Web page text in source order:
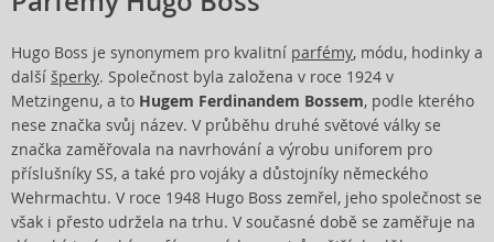
Hugo Boss je synonymem pro kvalitní parfémy, módu, hodinky a
další šperky. Společnost byla založena v roce 1924 v
Metzingenu, a to Hugem Ferdinandem Bossem, podle kterého
nese značka svůj název. V průběhu druhé světové války se
značka zaměřovala na navrhování a výrobu uniforem pro
příslušníky SS, a také pro vojáky a důstojníky německého
Wehrmachtu. V roce 1948 Hugo Boss zemřel, jeho společnost se
však i přesto udržela na trhu. V současné době se zaměřuje na